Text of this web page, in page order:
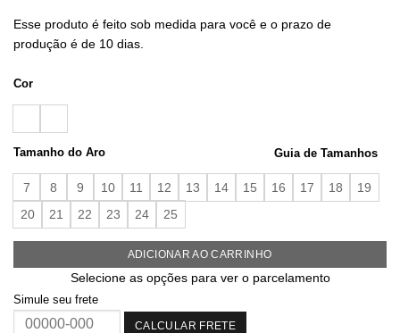
Esse produto é feito sob medida para você e o prazo de
produção é de 10 dias.
Cor
Tamanho do Aro Guia de Tamanhos
7 8 9 10 11 12 13 14 15 16 17 18
19
20
21 22 23 24 25
ADICIONAR AO CARRINHO
Selecione as opções para ver o parcelamento
Simule seu frete
CALCULAR FRETE